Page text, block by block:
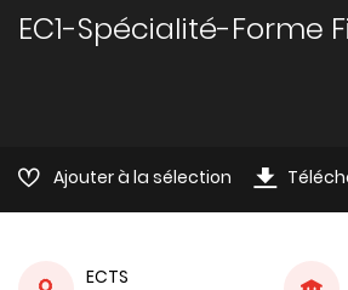
EC1-Spécialité-Forme
Ajouter à la sélection
ECTS